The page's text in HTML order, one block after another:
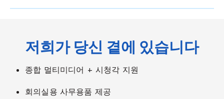
저희가 당신 곁에 있습니다
종합 멀티미디어 + 시청각 지원
회의실용 사무용품 제공